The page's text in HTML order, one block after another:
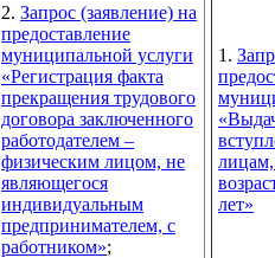
2. Запрос (заявление) на
предоставление
муниципальной услуги
«Регистрация факта
прекращения трудового
договора заключенного
работодателем –
физическим лицом, не
являющегося
индивидуальным
предпринимателем, с
работником»;
1.
лет»